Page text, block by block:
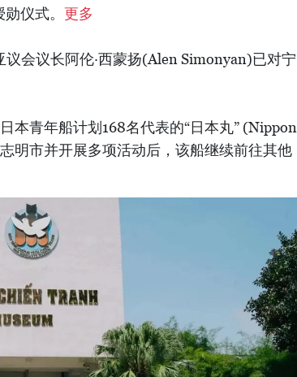
仪式。 更多
议会议长阿伦·西蒙扬(Alen Simonyan)已对宁
本青年船计划168名代表的“日本丸” (Nippon
明市并开展多项活动后，该船继续前往其他